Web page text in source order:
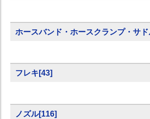
ホースバンド・ホースクランプ・サド
フレキ [43]
ノズル[116]